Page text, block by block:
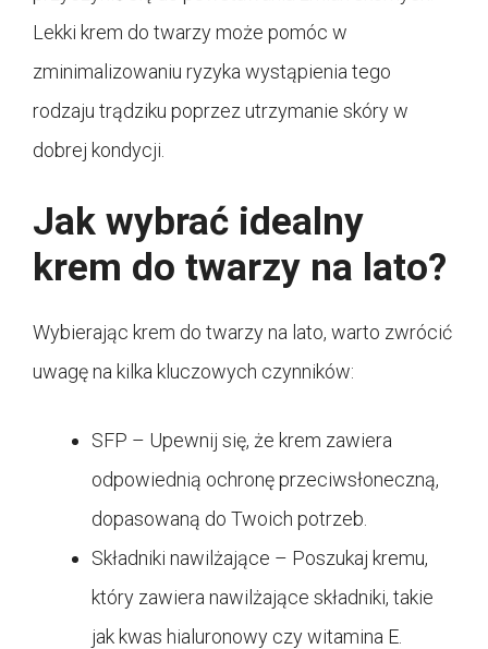
Lekki krem do twarzy może pomóc w
zminimalizowaniu ryzyka wystąpienia tego
rodzaju trądziku poprzez utrzymanie skóry w
dobrej kondycji.
Jak wybrać idealny
krem do twarzy na lato?
Wybierając krem do twarzy na lato, warto zwrócić
uwagę na kilka kluczowych czynników:
SFP – Upewnij się, że krem zawiera
odpowiednią ochronę przeciwsłoneczną,
dopasowaną do Twoich potrzeb.
Składniki nawilżające – Poszukaj kremu,
który zawiera nawilżające składniki, takie
jak kwas hialuronowy czy witamina E.